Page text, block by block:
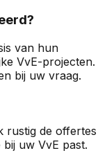
van hun
VvE-projecten.
bij uw vraag.
rustig de offertes
uw VvE past.